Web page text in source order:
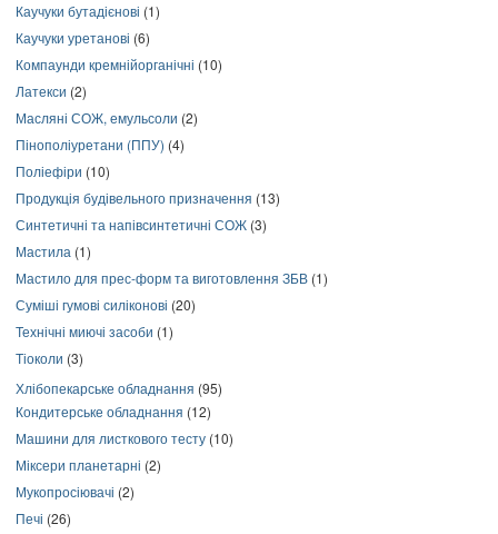
Каучуки бутадієнові (1)
Каучуки уретанові (6)
Компаунди кремнійорганічні (10)
Латекси (2)
Масляні СОЖ, емульсоли (2)
Пінополіуретани (ППУ) (4)
Поліефіри (10)
Продукція будівельного призначення (13)
Синтетичні та напівсинтетичні СОЖ (3)
Мастила (1)
Мастило для прес-форм та виготовлення ЗБВ (1)
Суміші гумові силіконові (20)
Технічні миючі засоби (1)
Тіоколи (3)
Хлібопекарське обладнання (95)
Кондитерське обладнання (12)
Машини для листкового тесту (10)
Міксери планетарні (2)
Мукопросіювачі (2)
Печі (26)